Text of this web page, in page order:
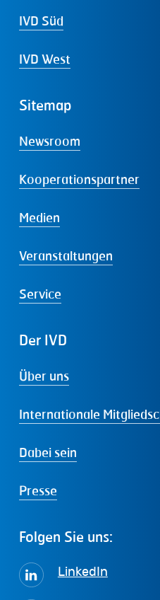
IVD Süd
IVD West
Sitemap
Newsroom
Kooperationspartner
Medien
Veranstaltungen
Service
Der IVD
Über uns
Internationale
Dabei sein
Presse
Folgen Sie uns:
LinkedIn